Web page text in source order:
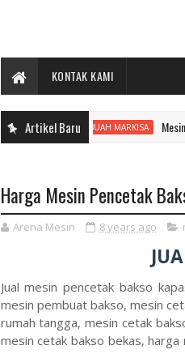
KONTAK KAMI
Artikel Baru
BUAH MARKISA Mesin
Harga Mesin Pencetak
Arena Mesin 8 years ago
Jual mesin pencetak bakso
mesin pembuat bakso, mesin
rumah tangga, mesin cetak
mesin cetak bakso bekas,